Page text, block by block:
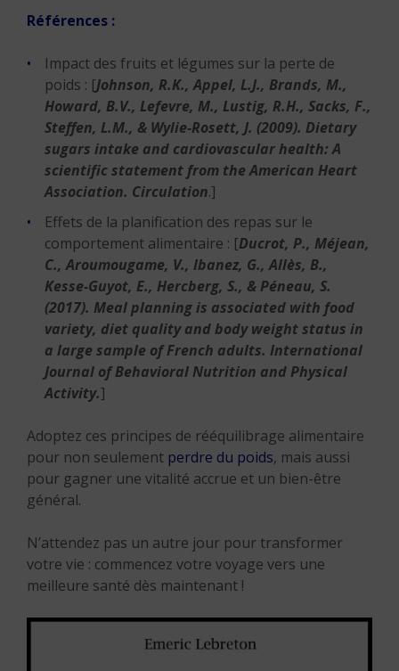
Références :
Impact des fruits et légumes sur la perte de
poids : [Johnson, R.K., Appel, L.J., Brands, M.,
Howard, B.V., Lefevre, M., Lustig, R.H., Sacks, F.,
Steffen, L.M., & Wylie-Rosett, J. (2009). Dietary
sugars intake and cardiovascular health: A
scientific statement from the American Heart
Association. Circulation.]
Effets de la planification des repas sur le
comportement alimentaire : [Ducrot, P., Méjean,
C., Aroumougame, V., Ibanez, G., Allès, B.,
Kesse-Guyot, E., Hercberg, S., & Péneau, S.
(2017). Meal planning is associated with food
variety, diet quality and body weight status in
a large sample of French adults. International
Journal of Behavioral Nutrition and Physical
Activity.]
Adoptez ces principes de rééquilibrage alimentaire
pour non seulement perdre du poids, mais aussi
pour gagner une vitalité accrue et un bien-être
général.
N’attendez pas un autre jour pour transformer
votre vie : commencez votre voyage vers une
meilleure santé dès maintenant !